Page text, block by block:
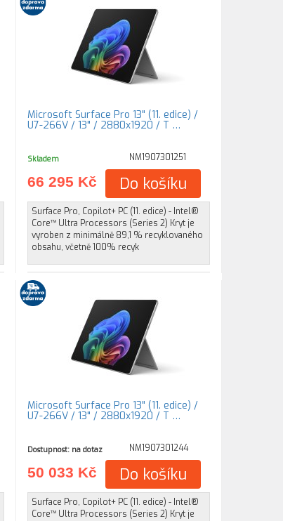
Microsoft Surface Pro 13" (11. edice) /
U7-266V / 13" / 2880x1920 / T …
Skladem NM1907301251
66 295 Kč Do košíku
Surface Pro, Copilot+ PC (11. edice) - Intel®
Core™ Ultra Processors (Series 2) Kryt je
vyroben z minimálně 89,1 % recyklovaného
obsahu, včetně 100% recyk
Microsoft Surface Pro 13" (11. edice) /
U7-266V / 13" / 2880x1920 / T …
Dostupnost: na dotaz NM1907301244
50 033 Kč Do košíku
Surface Pro, Copilot+ PC (11. edice) - Intel®
Core™ Ultra Processors (Series 2) Kryt je